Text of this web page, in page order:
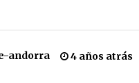
andorra 4 años atrás